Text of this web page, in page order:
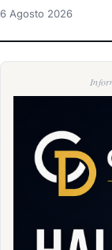
6 Agosto 2026